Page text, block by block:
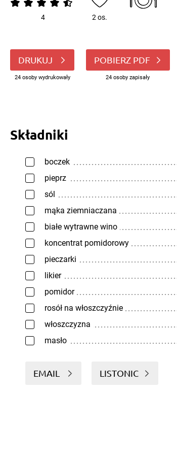
4 2 os.
DRUKUJ
24 osoby wydrukowały
POBIERZ PDF
24 osoby zapisały
Składniki
boczek
pieprz
sól
mąka ziemniaczana
białe wytrawne wino
koncentrat pomidorowy
pieczarki
likier
pomidor
rosół na włoszczyźnie
włoszczyzna
masło
EMAIL LISTONIC